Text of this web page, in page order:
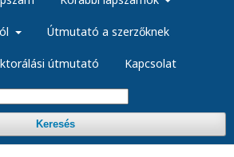
Útmutató a szerzőknek
útmutató Kapcsolat
Keresés